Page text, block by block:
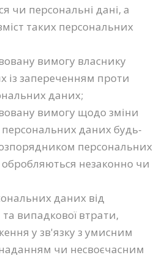
чи персональні дані, а
таких персональних
вимогу власнику
із запереченням проти
даних;
вимогу щодо зміни
даних будь-
персональних
незаконно чи
даних від
випадкової втрати,
у зв'язку з умисним
чи несвоєчасним